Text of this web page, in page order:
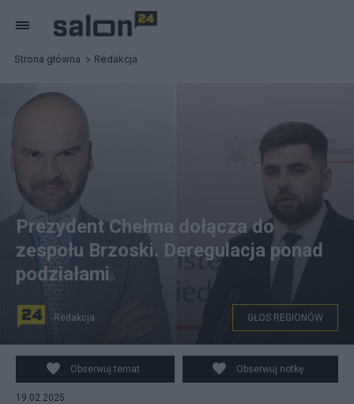
Strona główna Redakcja
Prezydent Chełma dołącza do
zespołu Brzoski. Deregulacja ponad
podziałami
Redakcja GŁOS REGIONÓW
Obserwuj temat Obserwuj notkę
19.02.2025